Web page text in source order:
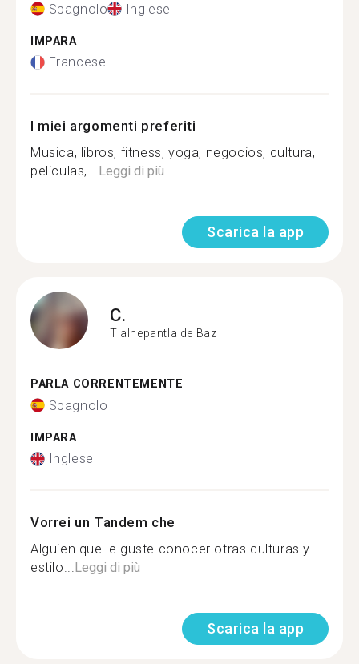
Spagnolo Inglese
IMPARA
Francese
I miei argomenti preferiti
Musica, libros, fitness, yoga, negocios, cultura,
peliculas,...Leggi di più
Scarica la app
C.
Tlalnepantla de Baz
PARLA CORRENTEMENTE
Spagnolo
IMPARA
Inglese
Vorrei un Tandem che
Alguien que le guste conocer otras culturas y
estilo...Leggi di più
Scarica la app